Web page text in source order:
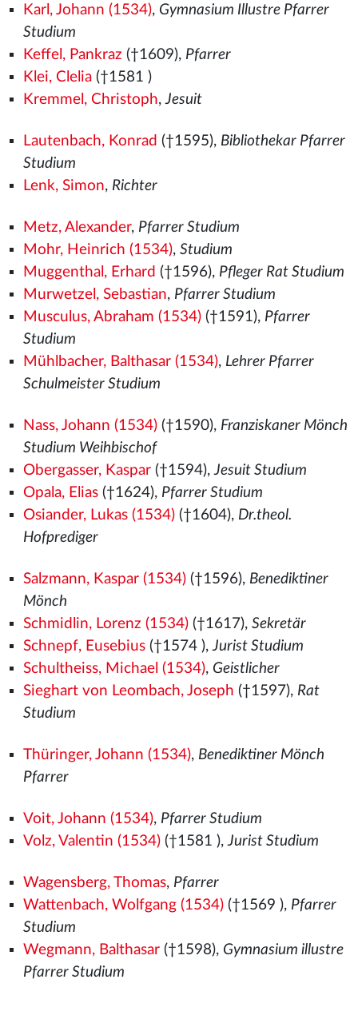
Karl, Johann (1534), Gymnasium Illustre Pfarrer
Studium
Keffel, Pankraz (†1609), Pfarrer
Klei, Clelia(†1581 )
Kremmel, Christoph,Jesuit
Lautenbach, Konrad (†1595), Bibliothekar Pfarrer
Studium
Lenk, Simon, Richter
Metz, Alexander, Pfarrer Studium
Mohr, Heinrich (1534), Studium
Muggenthal, Erhard (†1596), Pfleger Rat Studium
Murwetzel, Sebastian, Pfarrer Studium
Musculus, Abraham (1534)(†1591), Pfarrer
Studium
Mühlbacher, Balthasar (1534), Lehrer Pfarrer
Schulmeister Studium
Nass, Johann (1534)(†1590), Franziskaner Mönch
Studium Weihbischof
Obergasser, Kaspar(†1594),Jesuit Studium
Opala, Elias(†1624), Pfarrer Studium
Osiander, Lukas (1534)(†1604), Dr.theol.
Hofprediger
Salzmann, Kaspar (1534)(†1596), Benediktiner
Mönch
Schmidlin, Lorenz (1534)(†1617), Sekretär
Schnepf, Eusebius(†1574 ),Jurist Studium
Schultheiss, Michael (1534), Geistlicher
Sieghart von Leombach, Joseph (†1597), Rat
Studium
Thüringer, Johann (1534), Benediktiner Mönch
Pfarrer
Voit, Johann (1534), Pfarrer Studium
Volz, Valentin (1534)(†1581 ),Jurist Studium
Wagensberg, Thomas, Pfarrer
Wattenbach, Wolfgang (1534)(†1569 ), Pfarrer
Studium
Wegmann, Balthasar(†1598), Gymnasium illustre
Pfarrer Studium